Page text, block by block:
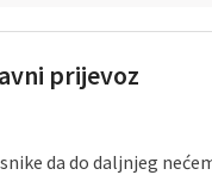
prijevoz
da do daljnjeg